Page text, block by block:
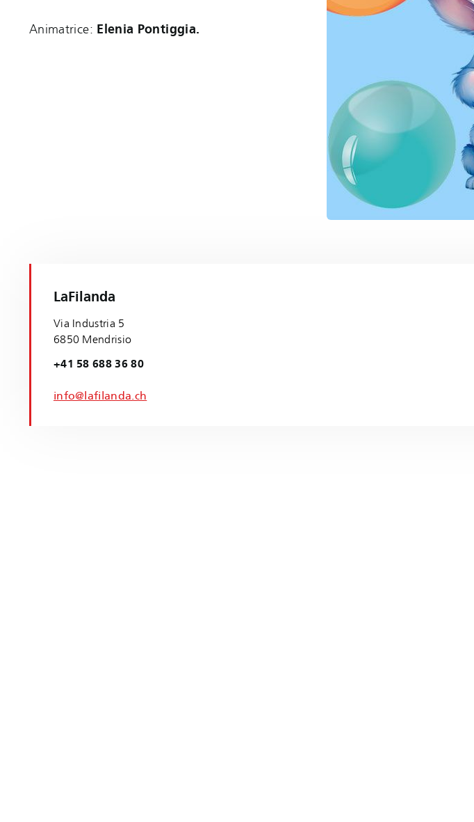
Animatrice: Elenia Pontiggia.
LaFilanda
Via Industria 5
6850 Mendrisio
+41 58 688 36 80
info@lafilanda.ch